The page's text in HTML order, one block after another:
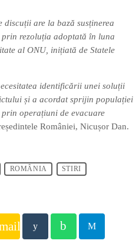
discuții are la bază susținerea
rezoluția adoptată în luna
al ONU, inițiată de Statele
identificării unei soluții
și a acordat sprijin populației
operațiuni de evacuare
României, Nicușor Dan.
ROMÂNIA STIRI